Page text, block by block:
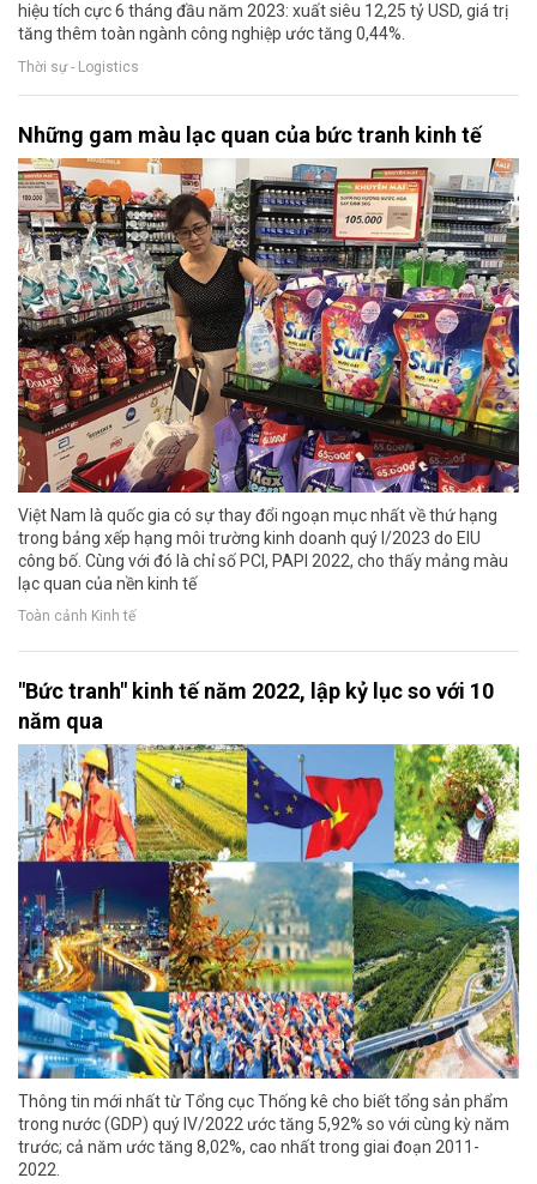
hiệu tích cực 6 tháng đầu năm 2023: xuất siêu 12,25 tỷ USD, giá trị
tăng thêm toàn ngành công nghiệp ước tăng 0,44%.
Thời sự - Logistics
Những gam màu lạc quan của bức tranh kinh tế
Việt Nam là quốc gia có sự thay đổi ngoạn mục nhất về thứ hạng
trong bảng xếp hạng môi trường kinh doanh quý I/2023 do EIU
công bố. Cùng với đó là chỉ số PCI, PAPI 2022, cho thấy mảng màu
lạc quan của nền kinh tế
Toàn cảnh Kinh tế
"Bức tranh" kinh tế năm 2022, lập kỷ lục so với 10
năm qua
Thông tin mới nhất từ Tổng cục Thống kê cho biết tổng sản phẩm
trong nước (GDP) quý IV/2022 ước tăng 5,92% so với cùng kỳ năm
trước; cả năm ước tăng 8,02%, cao nhất trong giai đoạn 2011-
2022.